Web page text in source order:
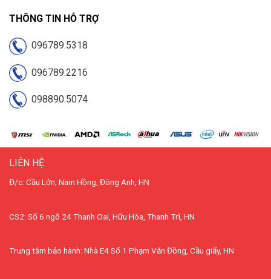
THÔNG TIN HỖ TRỢ
096789.5318
096789.2216
098890.5074
LIÊN HỆ
Đ/c: Cầu Lớn, Nam Hồng, Đông Anh, HN
CS2: Số 6 ngõ 24 Thanh Oai, Hữu Hòa, Thanh Trì, HN
Trung tâm bảo hành: Nhà E4 Số 1 Phạm Văn Đồng, Cầu giấy, HN